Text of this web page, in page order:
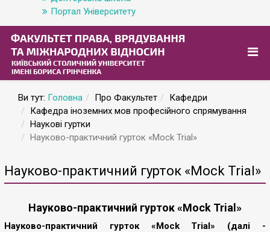
Портал Університету
Ви тут: Головна Про Факультет
Кафедри
Кафедра іноземних мов професійного спрямування
Наукові гуртки
Науково-практичний гурток «Mock Trial»
Науково-практичний гурток «Mock Trial»
Науково-практичний гурток «Mock Trial»
Науково-практичний гурток «Mock Trial» (далі -